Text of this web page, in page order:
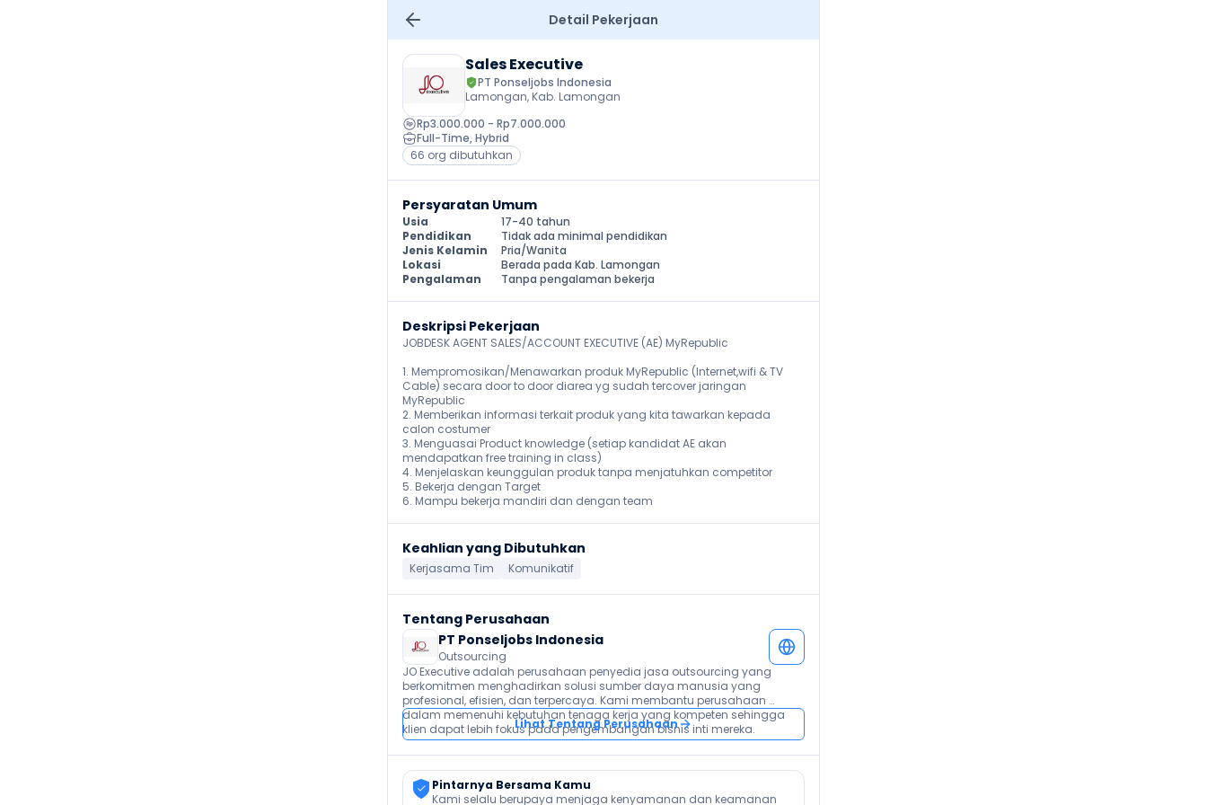
Detail Pekerjaan
Sales Executive
PT Ponseljobs Indonesia
Lamongan, Kab. Lamongan
Rp3.000.000 - Rp7.000.000
Full-Time, Hybrid
66 org dibutuhkan
Persyaratan Umum
Usia
17-40 tahun
Pendidikan
Tidak ada minimal pendidikan
Jenis Kelamin
Pria/Wanita
Lokasi
Berada pada Kab. Lamongan
Pengalaman
Tanpa pengalaman bekerja
Deskripsi Pekerjaan
JOBDESK AGENT SALES/ACCOUNT EXECUTIVE (AE) MyRepublic
1. Mempromosikan/Menawarkan produk MyRepublic (Internet,wifi & TV
Cable) secara door to door diarea yg sudah tercover jaringan
MyRepublic
2. Memberikan informasi terkait produk yang kita tawarkan kepada
calon costumer
3. Menguasai Product knowledge (setiap kandidat AE akan
mendapatkan free training in class)
4. Menjelaskan keunggulan produk tanpa menjatuhkan competitor
5. Bekerja dengan Target
6. Mampu bekerja mandiri dan dengan team
Keahlian yang Dibutuhkan
Kerjasama Tim Komunikatif
Tentang Perusahaan
PT Ponseljobs Indonesia
Outsourcing
JO Executive adalah perusahaan penyedia jasa outsourcing yang
berkomitmen menghadirkan solusi sumber daya manusia yang
profesional, efisien, dan terpercaya. Kami membantu perusahaan
dalam memenuhi kebutuhan tenaga kerja yang kompeten sehingga
klien dapat lebih fokus pada pengembangan bisnis inti mereka.
Lihat Tentang Perusahaan
Pintarnya Bersama Kamu
Kami selalu berupaya menjaga kenyamanan dan keamanan